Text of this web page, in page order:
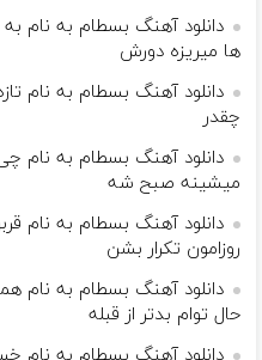
دانلود آهنگ بسطام به نام
ها میریزه دورش
دانلود آهنگ بسطام به نام
چقدر
دانلود آهنگ بسطام به نام
میشینه صبح شه
دانلود آهنگ بسطام به نام
روزامون تکرار بشن
دانلود آهنگ بسطام به نام
حال توام بدتر از قبله